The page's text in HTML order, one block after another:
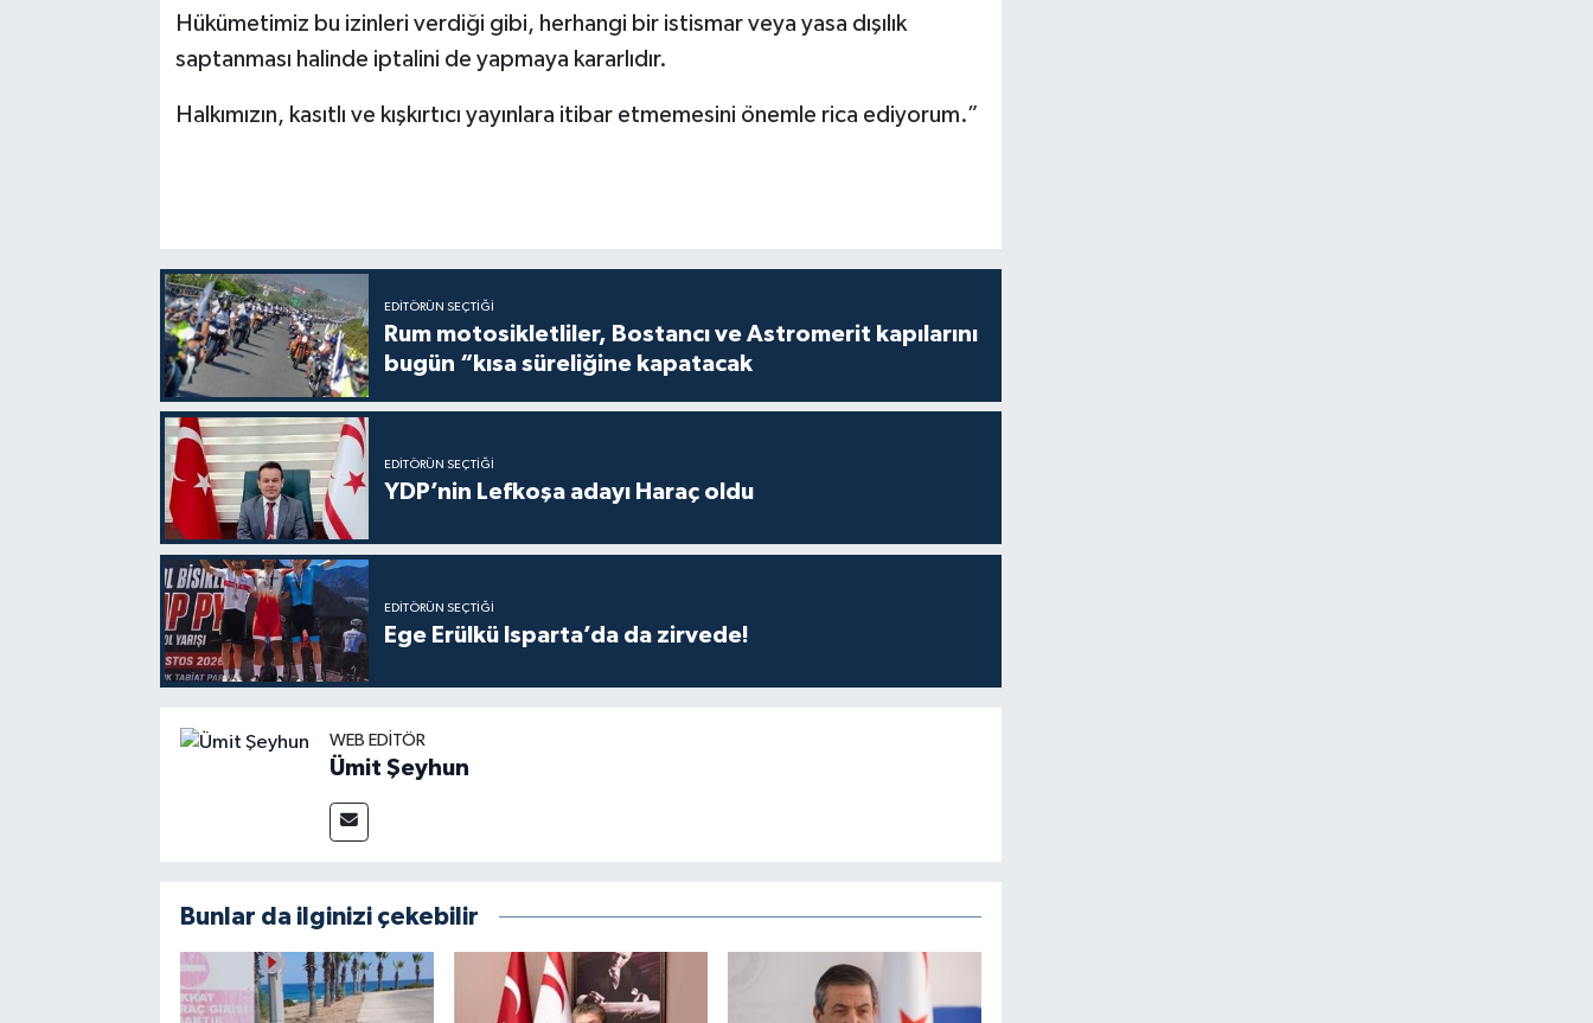
Hükümetimiz bu izinleri verdiği gibi, herhangi bir istismar veya yasa dışılık
saptanması halinde iptalini de yapmaya kararlıdır.
Halkımızın, kasıtlı ve kışkırtıcı yayınlara itibar etmemesini önemle rica ediyorum.”
EDITÖRÜN SEÇTIĞI
Rum motosikletliler, Bostancı ve Astromerit kapılarını
bugün “kısa süreliğine kapatacak
EDITÖRÜN SEÇTIĞI
YDP’nin Lefkoşa adayı Haraç oldu
EDITÖRÜN SEÇTIĞI
Ege Erülkü Isparta’da da zirvede!
WEB EDITÖR
Ümit Şeyhun
Bunlar da ilginizi çekebilir